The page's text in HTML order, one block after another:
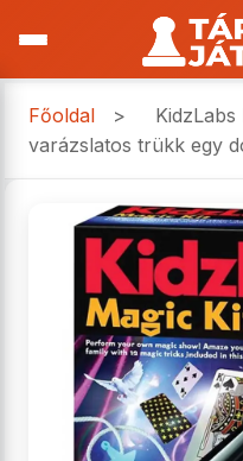
Főoldal >
KidzLabs
varázslatos trükk egy